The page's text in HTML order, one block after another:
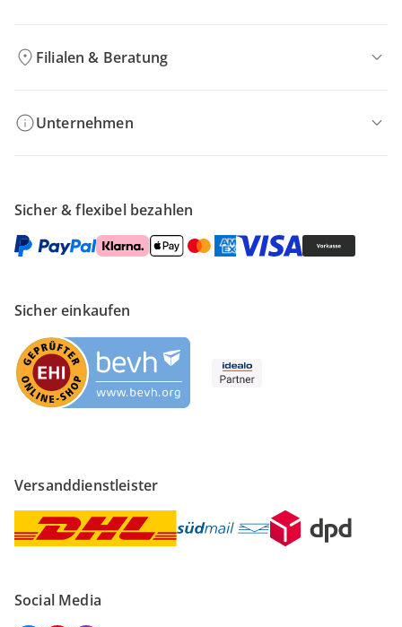
Filialen & Beratung
Unternehmen
Sicher & flexibel bezahlen
Sicher einkaufen
Versanddienstleister
Social Media